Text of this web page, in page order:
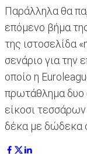
Παράλληλα θα
επόμενο βήμα
της ιστοσελίδα
σενάριο για την
οποίο η
πρωτάθλημα δυο
είκοσι
δέκα με δώδεκα